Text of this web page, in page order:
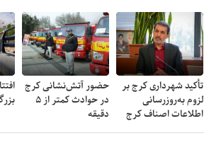
تأکید شهرداری کرج بر
لزوم به‌روزرسانی
اطلاعات اصناف کرج
حضور آتش‌نشانی کرج
در حوادث کمتر از ۵
دقیقه